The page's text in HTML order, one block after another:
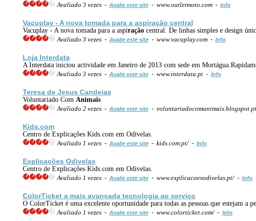
Avaliado 3 vezes - Avalie este site- www.outletmoto.com - Info
Vacuplay - A nova tomada para a aspiração central
Vacuplay - A nova tomada para a aspiraçãocentral. De linhas simples e design
Avaliado 3 vezes - Avalie este site- www.vacuplay.com - Info
LojaInterdata
A Interdata iniciou actividade em Janeiro de 2013 com sede em
Avaliado 3 vezes - Avalie este site- www.interdata.pt - Info
Teresa de Jesus Candeias
Voluntariado Com Animais
Avaliado 2 vezes - Avalie este site-
Kids.com
Centro de Explicações Kids.com em Odivelas.
Avaliado 1 vezes - Avalie este site- kids.com.pt/ - Info
Explicações Odivelas
Centro de Explicações Kids.com em Odivelas.
Avaliado 1 vezes - Avalie este site- www.explicacoesodivelas.pt/ - Info
ColorTicket a mais avançada tecnologia ao serviço
O ColorTicket é uma excelente oportunidade para todas as pessoas que estejam a
Avaliado 1 vezes - Avalie este site- www.colorticket.com/ - Info